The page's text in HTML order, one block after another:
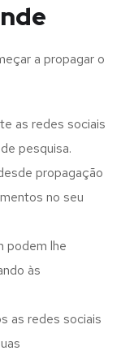
a propagar o
as redes sociais
pesquisa.
propagação
no seu
podem lhe
às
as redes sociais